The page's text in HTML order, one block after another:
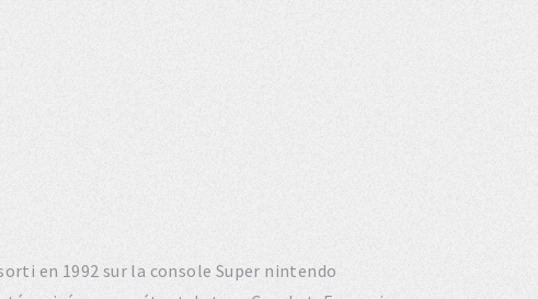
en 1992 sur la console Super nintendo